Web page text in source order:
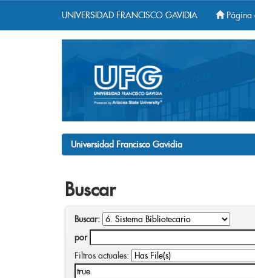
UNIVERSIDAD FRANCISCO GAVIDIA Página
Universidad Francisco Gavidia
Buscar
Buscar:
por
Filtros actuales: